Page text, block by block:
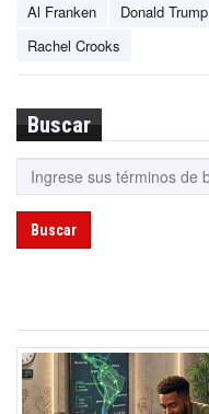
Al Franken Donald Trump
Rachel Crooks
Buscar
Buscar